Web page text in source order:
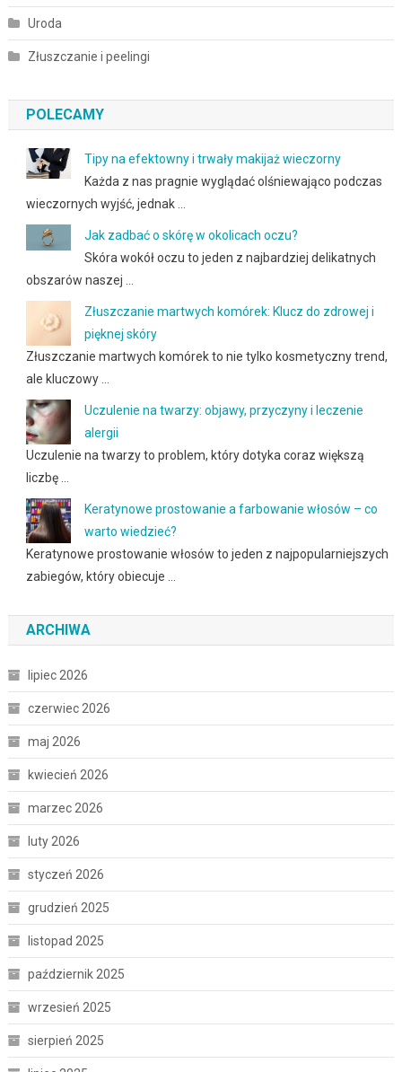
Uroda
Złuszczanie i peelingi
POLECAMY
Tipy na efektowny i trwały makijaż wieczorny
Każda z nas pragnie wyglądać olśniewająco podczas
wieczornych wyjść, jednak …
Jak zadbać o skórę w okolicach oczu?
Skóra wokół oczu to jeden z najbardziej delikatnych
obszarów naszej …
Złuszczanie martwych komórek: Klucz do zdrowej i
pięknej skóry
Złuszczanie martwych komórek to nie tylko kosmetyczny trend,
ale kluczowy …
Uczulenie na twarzy: objawy, przyczyny i leczenie
alergii
Uczulenie na twarzy to problem, który dotyka coraz większą
liczbę …
Keratynowe prostowanie a farbowanie włosów – co
warto wiedzieć?
Keratynowe prostowanie włosów to jeden z najpopularniejszych
zabiegów, który obiecuje …
ARCHIWA
lipiec 2026
czerwiec 2026
maj 2026
kwiecień 2026
marzec 2026
luty 2026
styczeń 2026
grudzień 2025
listopad 2025
październik 2025
wrzesień 2025
sierpień 2025